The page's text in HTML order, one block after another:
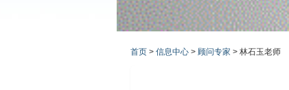
首页 > 信息中心 > 顾问专家 > 林石玉老师